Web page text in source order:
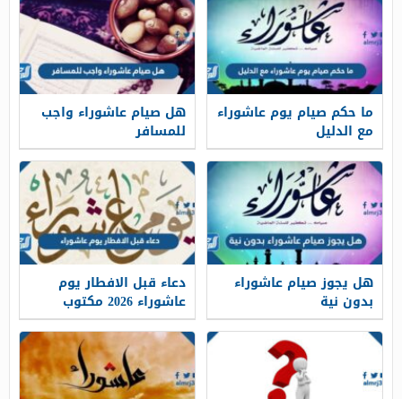
ما حكم صيام يوم عاشوراء
مع الدليل
هل صيام عاشوراء واجب
للمسافر
هل يجوز صيام عاشوراء
بدون نية
دعاء قبل الافطار يوم
عاشوراء 2026 مكتوب
وبالصور